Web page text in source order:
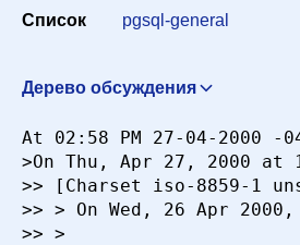
Искать
Список
pgsql-general
Дерево обсуждения
<jim@reptiles.org> 26 апреля
Re: [HACKERS] pgsql/php3/
Peter Eisentraut
2000 г. в 04:25:07
At 02:58 PM 27-04-2000 -
>On Thu, Apr 27, 2000 at
>> [Charset iso-8859-1
>> > On Wed, 26 Apr
>> >